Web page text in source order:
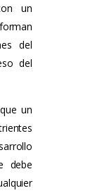
un
del
del
un
debe